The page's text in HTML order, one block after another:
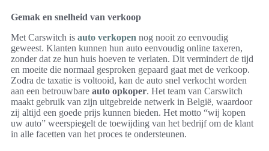
Gemak en snelheid van verkoop
Met Carswitch is auto verkopen nog nooit zo eenvoudig
geweest. Klanten kunnen hun auto eenvoudig online taxeren,
zonder dat ze hun huis hoeven te verlaten. Dit vermindert de tijd
en moeite die normaal gesproken gepaard gaat met de verkoop.
Zodra de taxatie is voltooid, kan de auto snel verkocht worden
aan een betrouwbare auto opkoper. Het team van Carswitch
maakt gebruik van zijn uitgebreide netwerk in België, waardoor
zij altijd een goede prijs kunnen bieden. Het motto “wij kopen
uw auto” weerspiegelt de toewijding van het bedrijf om de klant
in alle facetten van het proces te ondersteunen.